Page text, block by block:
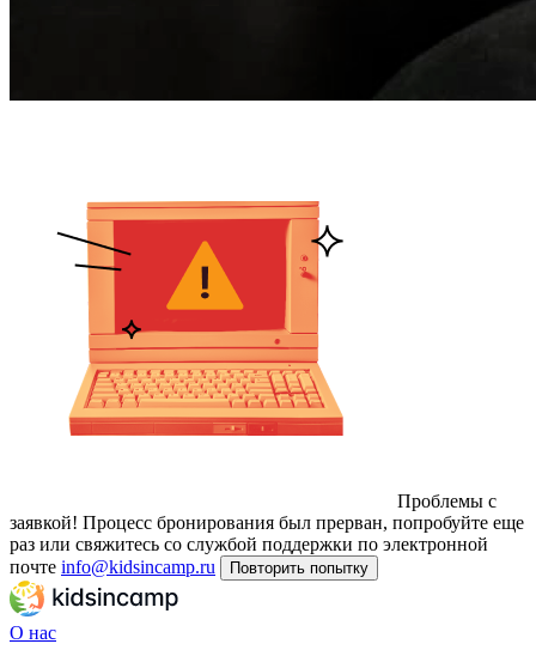
Проблемы с
заявкой! Процесс бронирования был прерван, попробуйте еще
раз или свяжитесь со службой поддержки по электронной
почте info@kidsincamp.ru Повторить попытку
О нас